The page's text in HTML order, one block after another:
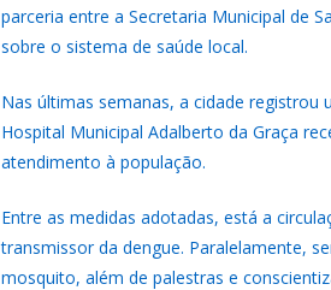
parceria entre a Secretaria Municipal de
sobre o sistema de saúde local.
Nas últimas semanas, a cidade
Hospital Municipal Adalberto da Graça
atendimento à população.
Entre as medidas adotadas, está a
transmissor da dengue. Paralelamente,
mosquito, além de palestras e